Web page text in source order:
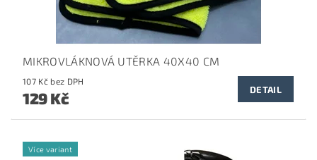
MIKROVLÁKNOVÁ UTĚRKA 40X40 CM
107 Kč bez DPH
129 Kč DETAIL
Více variant